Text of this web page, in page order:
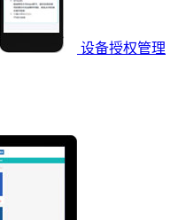
设备授权管理